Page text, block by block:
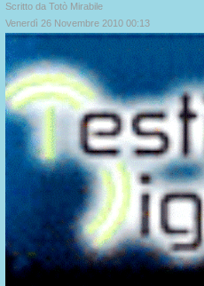
Scritto da Totò Mirabile
Venerdì 26 Novembre 2010 00:13